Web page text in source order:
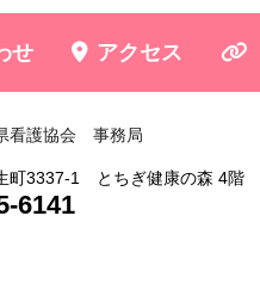
せ アクセス
看護協会 事務局
町3337-1 とちぎ健康の森 4階
6141